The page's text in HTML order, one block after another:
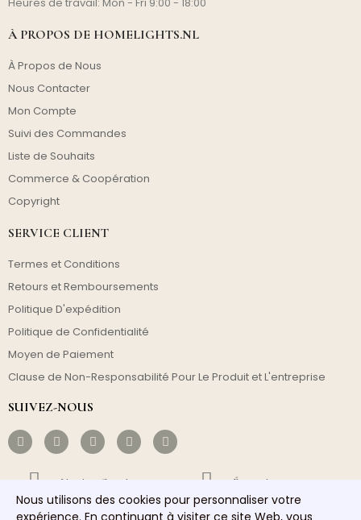
À PROPOS DE HOMELIGHTS.NL
À Propos de Nous
Nous Contacter
Mon Compte
Suivi des Commandes
Liste de Souhaits
Commerce & Coopération
Copyright
SERVICE CLIENT
Termes et Conditions
Retours et Remboursements
Politique D'expédition
Politique de Confidentialité
Moyen de Paiement
Clause de Non-Responsabilité Pour Le Produit et L'entreprise
SUIVEZ-NOUS
Livraison Gratuite Économique
Envoi Rapide Service Responsable
Nous utilisons des cookies pour personnaliser votre
expérience. En continuant à visiter ce site Web, vous